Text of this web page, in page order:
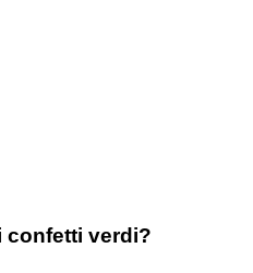
confetti verdi?